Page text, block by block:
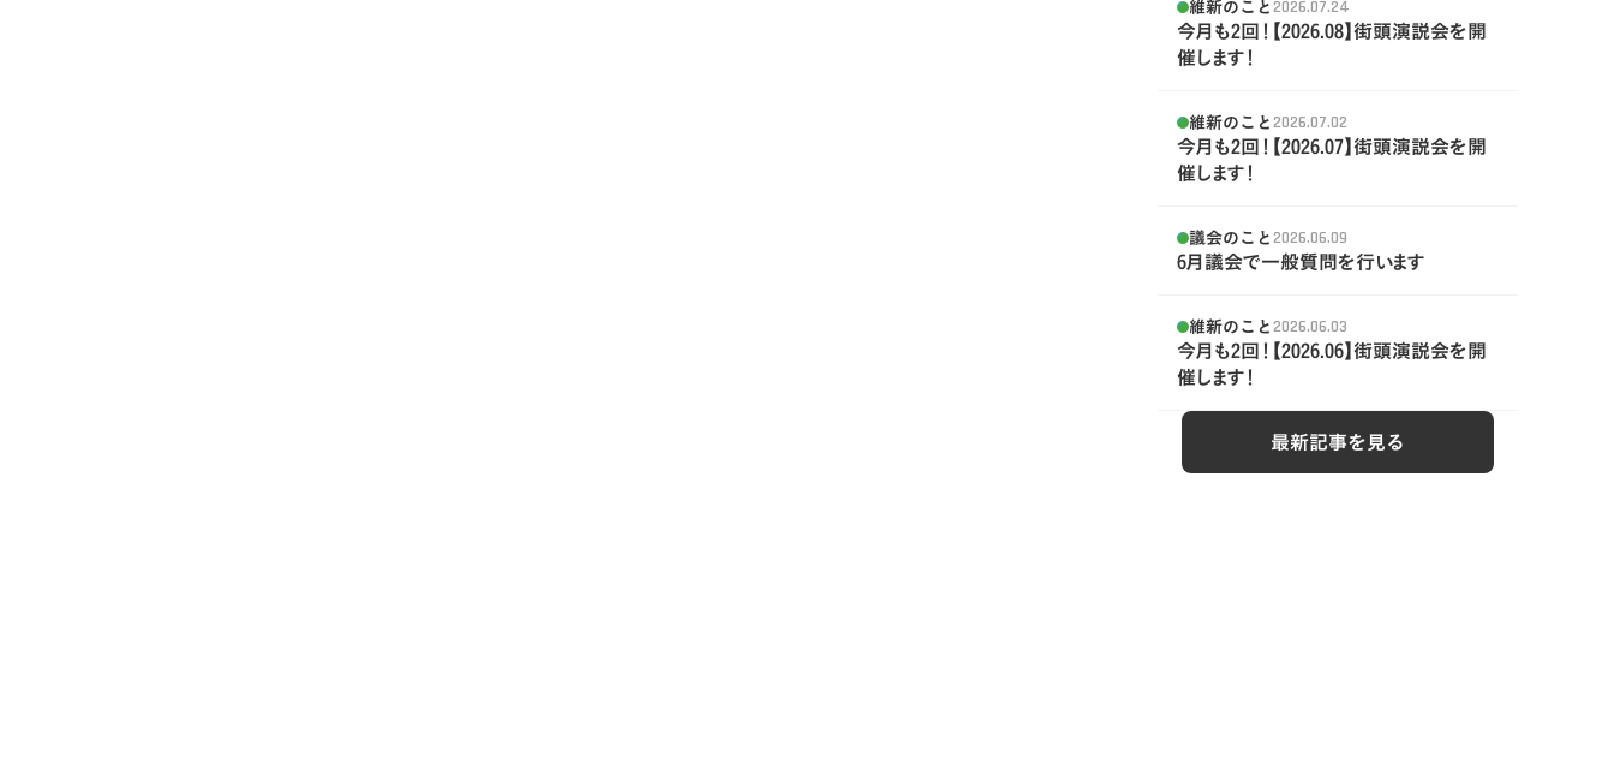
維新のこと 2026.07.24
今月も2回！【2026.08】街頭演説会を開
催します！
維新のこと 2026.07.02
今月も2回！【2026.07】街頭演説会を開
催します！
議会のこと 2026.06.09
6月議会で一般質問を行います
維新のこと 2026.06.03
今月も2回！【2026.06】街頭演説会を開
催します！
最新記事を見る